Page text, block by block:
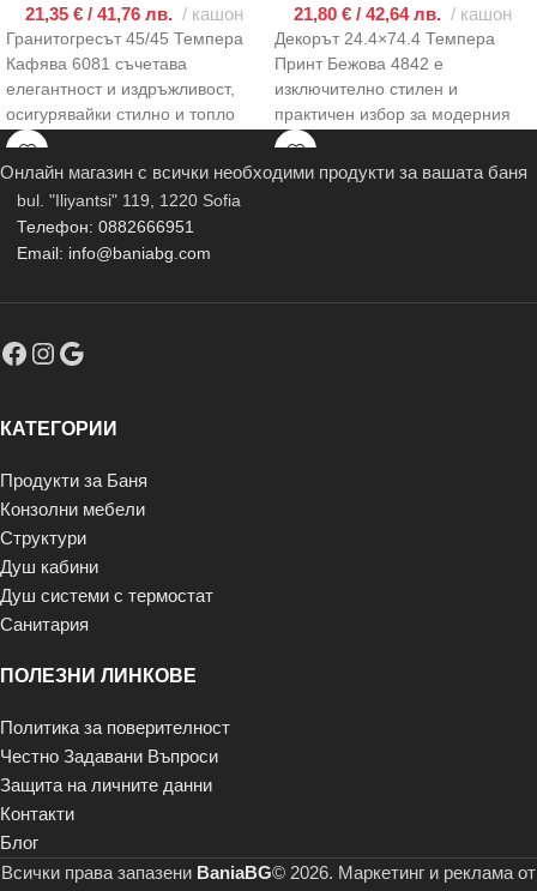
21,35 € / 41,76 лв. кашон
Гранитогресът 45/45 Темпера
Кафява 6081 съчетава
елегантност и издръжливост,
осигурявайки стилно и топло
усещане за всяко помещение.
Със своето кафяво
21,80 € / 42,64 лв. кашон
Декорът 24.4×74.4 Темпера
Принт Бежова 4842 е
изключително стилен и
практичен избор за модерния
интериор. Съчетавайки топли
бежови нюанси и
Онлайн магазин с всички необходими продукти за вашата баня
bul. "Iliyantsi" 119, 1220 Sofia
Телефон: 0882666951
Email: info@baniabg.com
КАТЕГОРИИ
Продукти за Баня
Конзолни мебели
Структури
Душ кабини
Душ системи с термостат
Санитария
ПОЛЕЗНИ ЛИНКОВЕ
Политика за поверителност
Честно Задавани Въпроси
Защита на личните данни
Контакти
Блог
Всички права запазени BaniaBG© 2026. Маркетинг и реклама от